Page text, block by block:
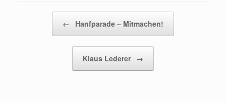
← Hanfparade – Mitmachen!
Klaus Lederer →